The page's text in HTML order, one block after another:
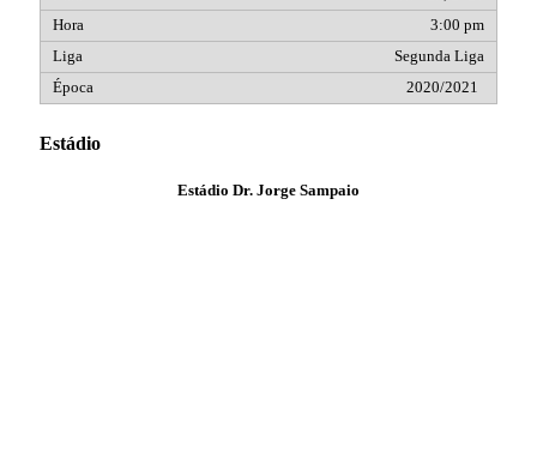
3:00 pm
Segunda Liga
2020/2021
Estádio
Estádio Dr. Jorge Sampaio